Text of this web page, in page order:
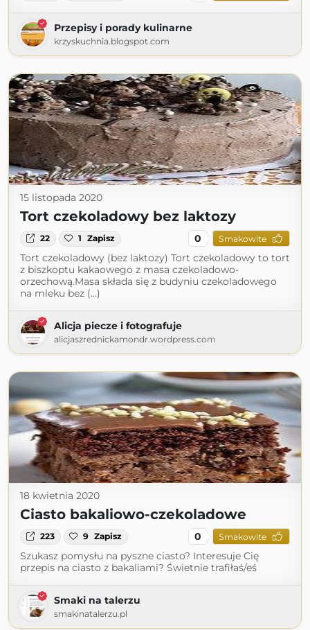
Przepisy i porady kulinarne
krzyskuchnia.blogspot.com
15 listopada 2020
Tort czekoladowy bez laktozy
22 1 Zapisz 0 Smakowite
Tort czekoladowy (bez laktozy) Tort czekoladowy to tort
z biszkoptu kakaowego z masa czekoladowo-
orzechową.Masa składa się z budyniu czekoladowego
na mleku bez (...)
Alicja piecze i fotografuje
alicjaszrednickamondr.wordpress.com
18 kwietnia 2020
Ciasto bakaliowo-czekoladowe
223 9 Zapisz 0 Smakowite
Szukasz pomysłu na pyszne ciasto? Interesuje Cię
przepis na ciasto z bakaliami? Świetnie trafiłaś/eś
Smaki na talerzu
smakinatalerzu.pl